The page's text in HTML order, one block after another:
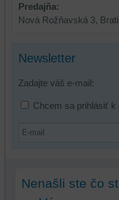
Predajňa:
Nová Rožňavská 3,
Newsletter
Zadajte váš e-mail:
Chcem sa prihlásiť k
Nenašli ste čo
strán,
widgety